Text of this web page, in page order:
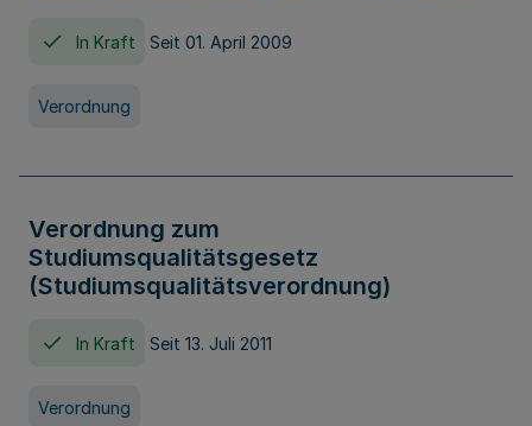
In Kraft Seit 01. April 2009
Verordnung
Verordnung zum
Studiumsqualitätsgesetz
(Studiumsqualitätsverordnung)
In Kraft Seit 13. Juli 2011
Verordnung